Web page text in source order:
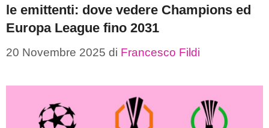
le emittenti: dove vedere Champions ed
Europa League fino 2031
20 Novembre 2025 di Francesco Fildi